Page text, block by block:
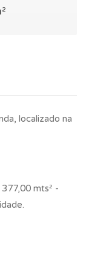
localizado na
mts² -